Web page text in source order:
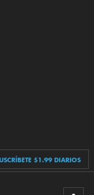
$1.99 DIARIOS